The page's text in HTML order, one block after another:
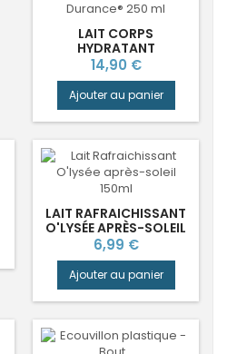
LAIT CORPS
HYDRATANT
PÉTILLANTE VERVEINE
DURANCE®
Prix
14,90 €
Ajouter au panier
LAIT RAFRAICHISSANT
O'LYSÉE APRÈS-SOLEIL
150ML
Prix
6,99 €
Ajouter au panier